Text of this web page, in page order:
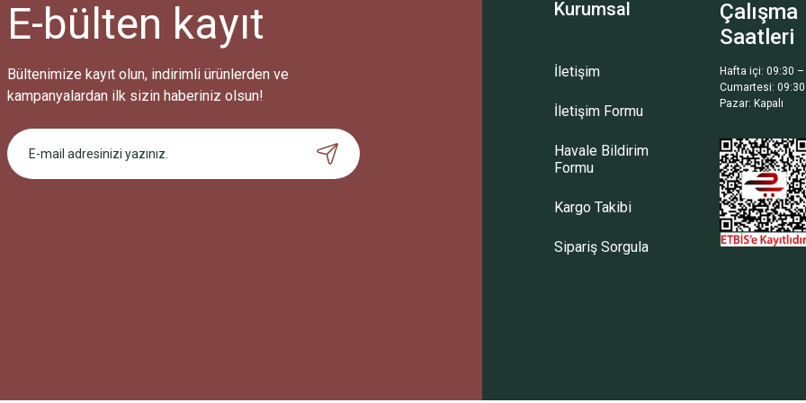
Bu ürüne benzer farklı alternatifler olmalı.
Gönder
E-bülten kayıt
Bültenimize kayıt olun, indirimli ürünlerden ve
kampanyalardan ilk sizin haberiniz olsun!
Kurumsal
İletişim
İletişim Formu
Havale Bildirim
Formu
Kargo Takibi
Sipariş Sorgula
Çalışma
Saatleri
Hafta içi: 09:30
Cumartesi:
Pazar: Kapalı